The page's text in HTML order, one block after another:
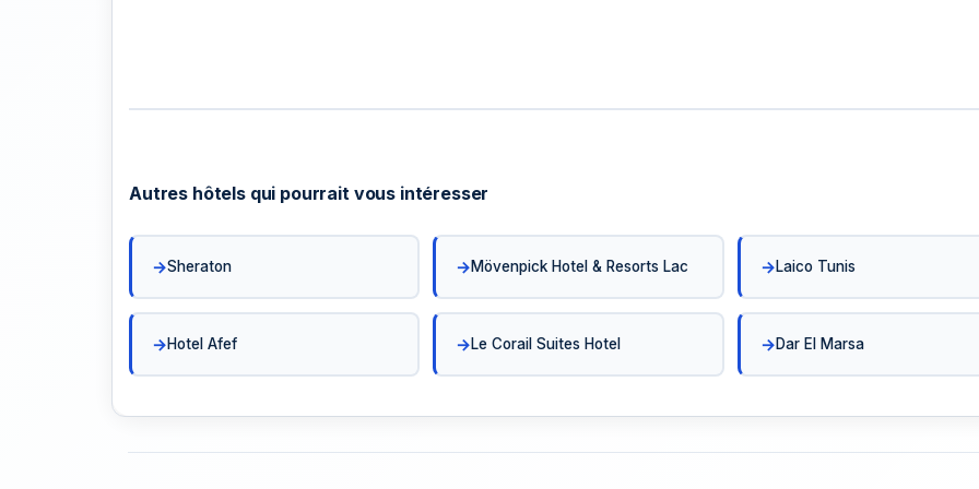
Autres hôtels qui pourrait vous intéresser
Sheraton Mövenpick Hotel & Resorts Lac Laico Tunis
Hotel Afef Le Corail Suites Hotel Dar El Marsa